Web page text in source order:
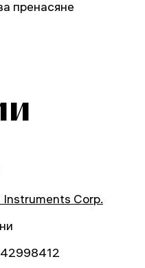
пренасяне
Instruments Corp.